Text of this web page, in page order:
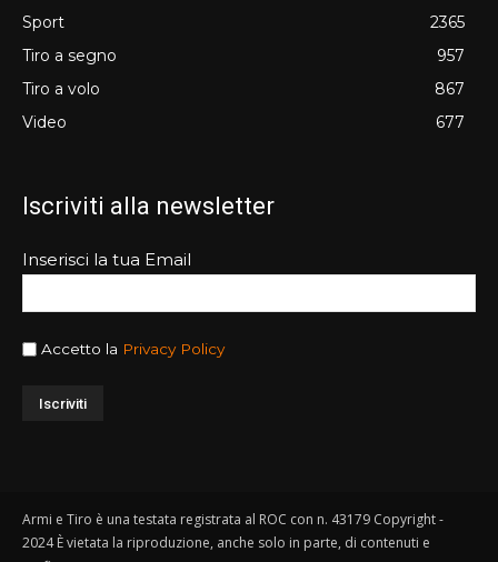
Sport
2365
Tiro a segno
957
Tiro a volo
867
Video
677
Iscriviti alla newsletter
Inserisci la tua Email
Accetto la Privacy Policy
Armi e Tiro è una testata registrata al ROC con n. 43179 Copyright -
2024 È vietata la riproduzione, anche solo in parte, di contenuti e